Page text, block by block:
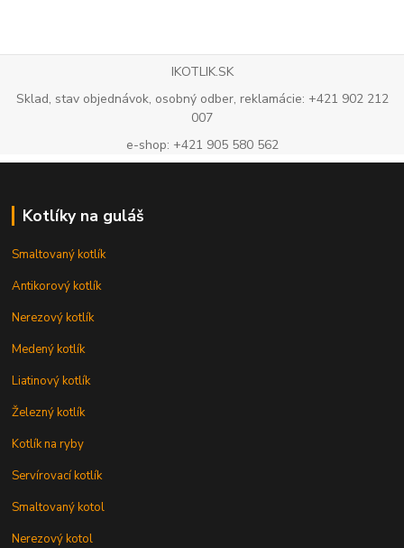
IKOTLIK.SK
Sklad, stav objednávok, osobný odber, reklamácie: +421 902 212
007
e-shop: +421 905 580 562
Kotlíky na guláš
Smaltovaný kotlík
Antikorový kotlík
Nerezový kotlík
Medený kotlík
Liatinový kotlík
Železný kotlík
Kotlík na ryby
Servírovací kotlík
Smaltovaný kotol
Nerezový kotol